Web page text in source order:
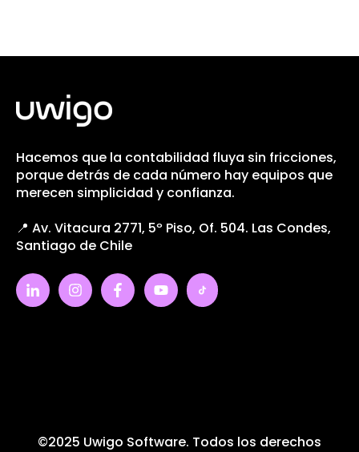
Hacemos que la contabilidad fluya sin fricciones,
porque detrás de cada número hay equipos que
merecen simplicidad y confianza.
📍 Av. Vitacura 2771, 5º Piso, Of. 504. Las Condes,
Santiago de Chile
©2025 Uwigo Software. Todos los derechos